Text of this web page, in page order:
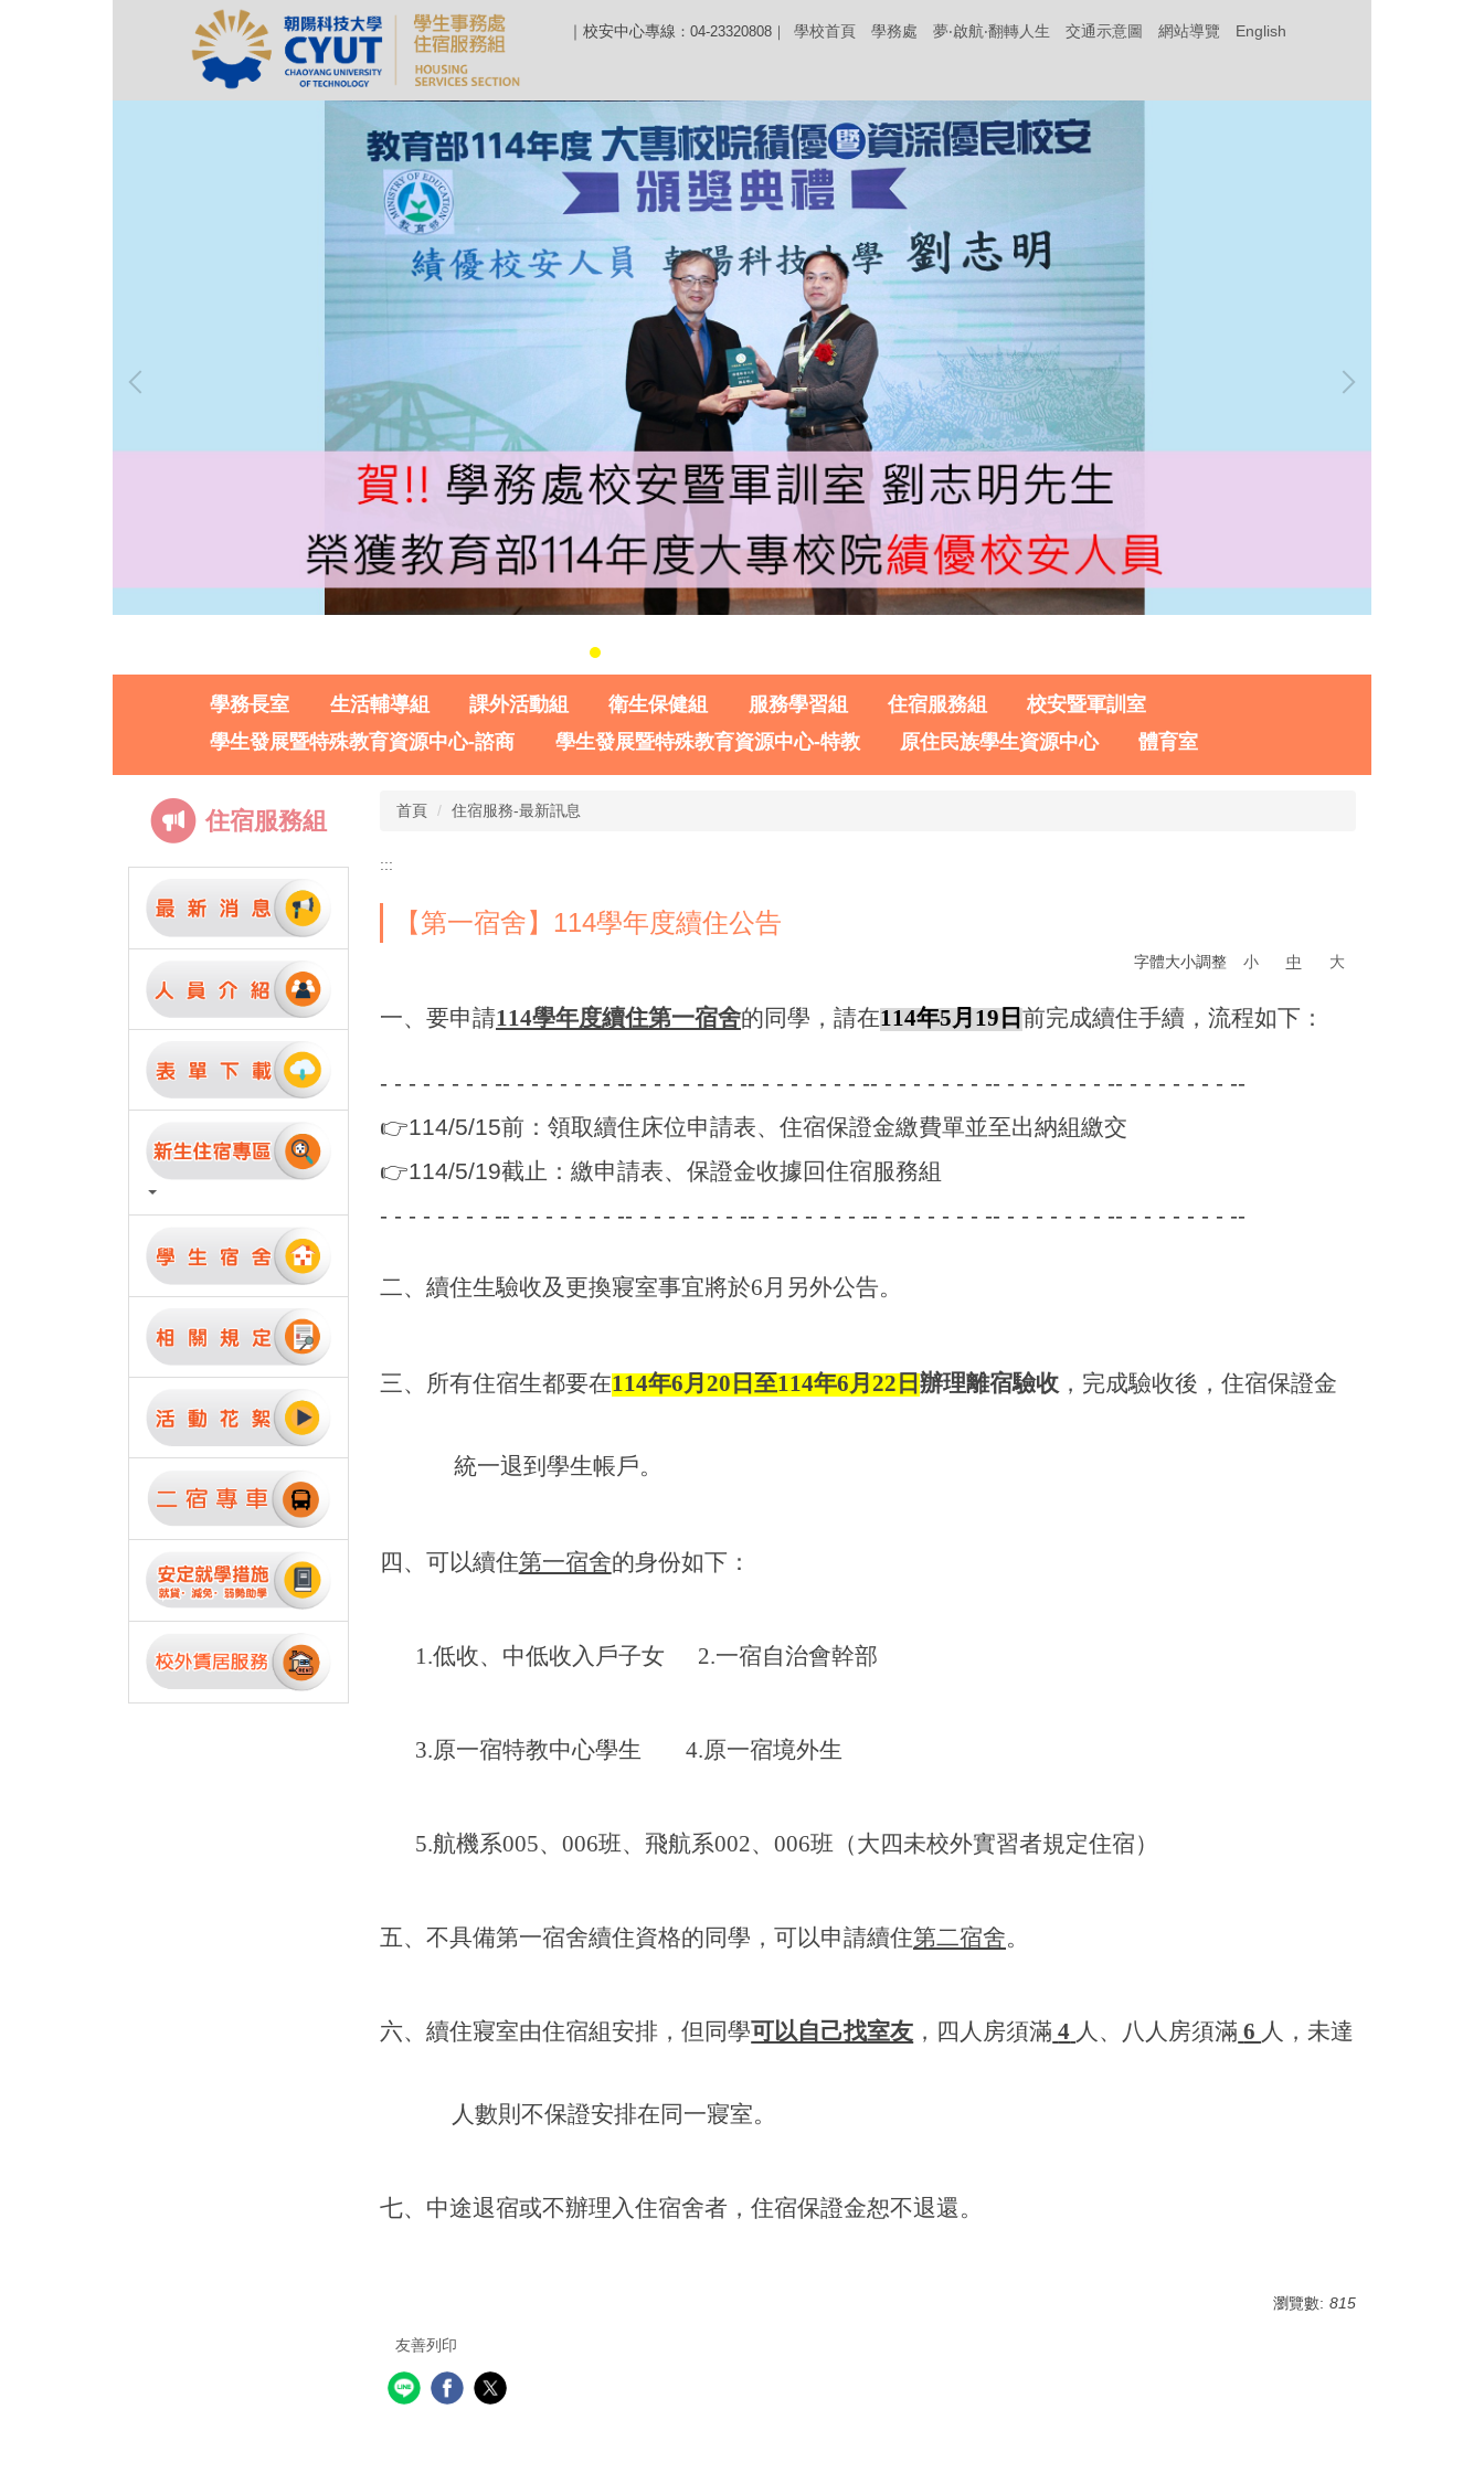
｜校安中心專線 ：04-23320808｜ 學校首頁 學務處 夢‧啟航‧翻轉人生 交通示意圖 網站導覽 English
學務長室 生活輔導組 課外活動組 衛生保健組 服務學習組 住宿服務組
校安暨軍訓室
學生發展暨特殊教育資源中心-諮商
學生發展暨特殊教育資源中心-特教 原住民族學生資源中心 體育室
住宿服務組 首頁 住宿服務-最新訊息
:::
【第一宿舍】114學年度續住公告
字體大小調整 小 中 大
一、要申請114學年度續住第一宿舍的同學，請在114年5月 19 日 前完成續住手續，流程如下：
- - - - - - - - -- - - - - - - - -- - - - - - - - -- - - - - - - - -- - - - - - - - -- - - - - - - - -- - - - - - - - --
👉️114/5/15前：領取續住床位申請表、住宿保證金繳費單並至出納組繳交
👉️114/5/19截止：繳申請表、保證金收據回住宿服務組
- - - - - - - - -- - - - - - - - -- - - - - - - - -- - - - - - - - -- - - - - - - - -- - - - - - - - -- - - - - - - - --
二、續住生驗收及更換寢室事宜將於6月另外公告。
三、所有住宿生都要在114年6月20 日至114年6月22 日辦理離宿驗收 ，完成驗收後，住宿保證金
統一退到學生帳戶。
四、可以續住第一宿舍的身份如下：
1.低收、中低收入戶子女 2.一宿自治會幹部
3.原一宿特教中心學生 4.原一宿境外生
5.航機系005、 006班、飛航系002、 006班 （大四未校外實習者規定住宿）
五、不具備第一宿舍續住資格的同學，可以申請續住第二宿舍。
六、續住寢室由住宿組安排，但同學可以自己找室友 ，四人房須滿 4 人、八人房須滿 6 人，未達
人數則不保證安排在同一寢室。
七、中途退宿或不辦理入住宿舍者，住宿保證金恕不退還。
瀏覽數: 815
友善列印